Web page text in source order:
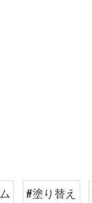
#塗り替え